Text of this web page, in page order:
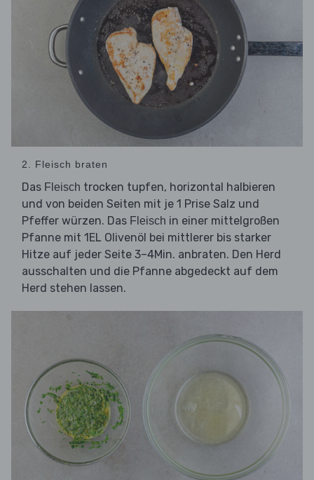
2. Fleisch braten
Das Fleisch trocken tupfen, horizontal halbieren
und von beiden Seiten mit je 1 Prise Salz und
Pfeffer würzen. Das Fleisch in einer mittelgroßen
Pfanne mit 1EL Olivenöl bei mittlerer bis starker
Hitze auf jeder Seite 3–4Min. anbraten. Den Herd
ausschalten und die Pfanne abgedeckt auf dem
Herd stehen lassen.